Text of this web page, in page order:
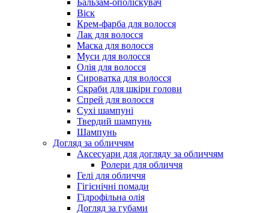
Бальзам-ополіскувач
Віск
Крем-фарба для волосся
Лак для волосся
Маска для волосся
Муси для волосся
Олія для волосся
Сироватка для волосся
Скраби для шкіри голови
Спрей для волосся
Сухі шампуні
Твердий шампунь
Шампунь
Догляд за обличчям
Аксесуари для догляду за обличчям
Ролери для обличчя
Гелі для обличчя
Гігієнічні помади
Гідрофільна олія
Догляд за губами